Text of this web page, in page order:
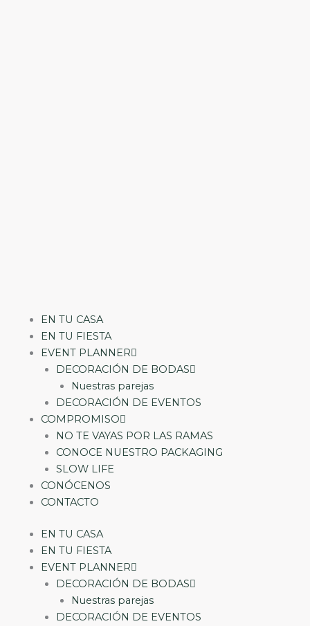
EN TU CASA
EN TU FIESTA
EVENT PLANNER
DECORACIÓN DE BODAS
Nuestras parejas
DECORACIÓN DE EVENTOS
COMPROMISO
NO TE VAYAS POR LAS RAMAS
CONOCE NUESTRO PACKAGING
SLOW LIFE
CONÓCENOS
CONTACTO
EN TU CASA
EN TU FIESTA
EVENT PLANNER
DECORACIÓN DE BODAS
Nuestras parejas
DECORACIÓN DE EVENTOS